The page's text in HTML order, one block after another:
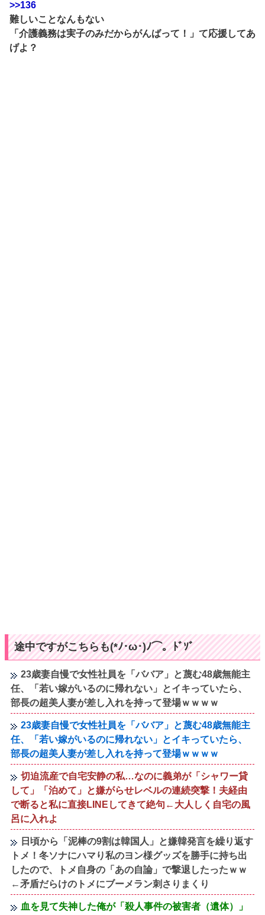
>>136
難しいことなんもない
「介護義務は実子のみだからがんばって！」て応援してあ
げよ？
途中ですがこちらも(*ﾉ･ω･)ﾉ⌒。ﾄﾞｿﾞ
23歳妻自慢で女性社員を「ババア」と蔑む48歳無能主
任、「若い嫁がいるのに帰れない」とイキっていたら、
部長の超美人妻が差し入れを持って登場ｗｗｗｗ
23歳妻自慢で女性社員を「ババア」と蔑む48歳無能主
任、「若い嫁がいるのに帰れない」とイキっていたら、
部長の超美人妻が差し入れを持って登場ｗｗｗｗ
切迫流産で自宅安静の私…なのに義弟が「シャワー貸
して」「泊めて」と嫌がらせレベルの連続突撃！夫経由
で断ると私に直接LINEしてきて絶句←大人しく自宅の風
呂に入れよ
日頃から「泥棒の9割は韓国人」と嫌韓発言を繰り返す
トメ！冬ソナにハマり私のヨン様グッズを勝手に持ち出
したので、トメ自身の「あの自論」で撃退したったｗｗ
←矛盾だらけのトメにブーメラン刺さりまくり
血を見て失神した俺が「殺人事件の被害者（遺体）」